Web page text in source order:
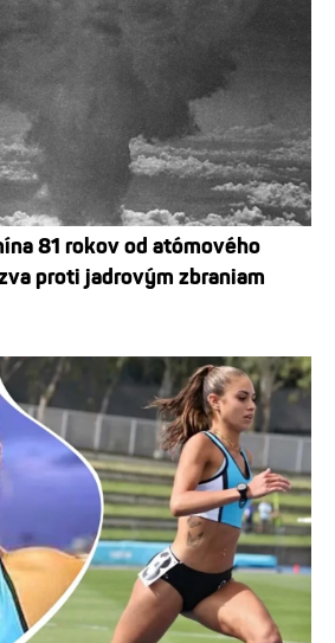
81 rokov od atómového
proti jadrovým zbraniam